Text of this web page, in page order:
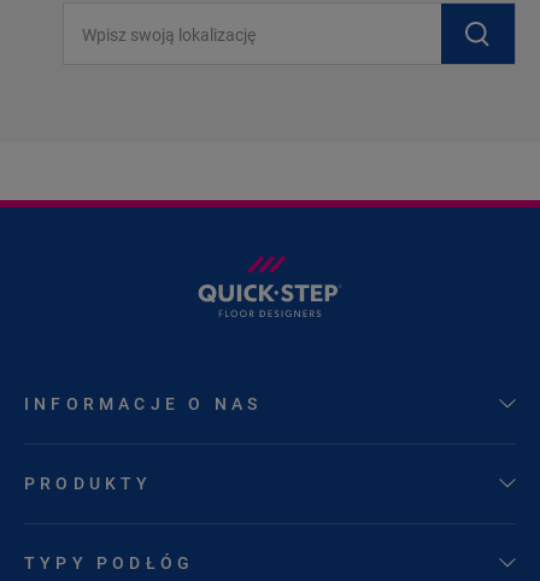
INFORMACJE O NAS
PRODUKTY
TYPY PODŁÓG